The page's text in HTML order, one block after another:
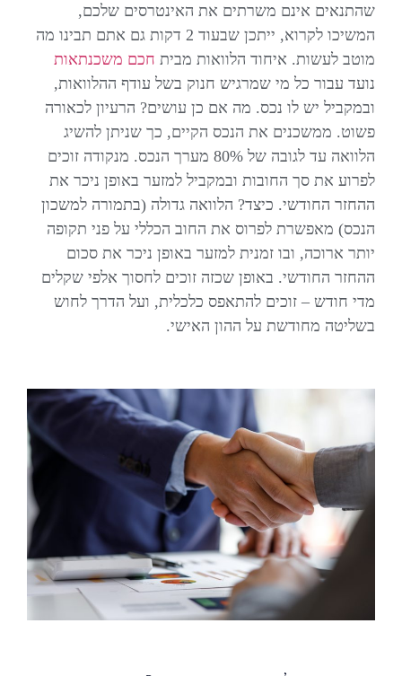
שהתנאים אינם משרתים את האינטרסים שלכם,
המשיכו לקרוא, ייתכן שבעוד 2 דקות גם אתם תבינו מה
מוטב לעשות. איחוד הלוואות מבית חכם משכנתאות
נועד עבור כל מי שמרגיש חנוק בשל עודף ההלוואות,
ובמקביל יש לו נכס. מה אם כן עושים? הרעיון לכאורה
פשוט. ממשכנים את הנכס הקיים, כך שניתן להשיג
הלוואה עד לגובה של 80% מערך הנכס. מנקודה זוכים
לפרוע את סך החובות ובמקביל למזער באופן ניכר את
ההחזר החודשי. כיצד? הלוואה גדולה (בתמורה למשכון
הנכס) מאפשרת לפרוס את החוב הכללי על פני תקופה
יותר ארוכה, ובו זמנית למזער באופן ניכר את סכום
ההחזר החודשי. באופן שכזה זוכים לחסוך אלפי שקלים
מדי חודש – זוכים להתאפס כלכלית, ועל הדרך לחוש
בשליטה מחודשת על ההון האישי.